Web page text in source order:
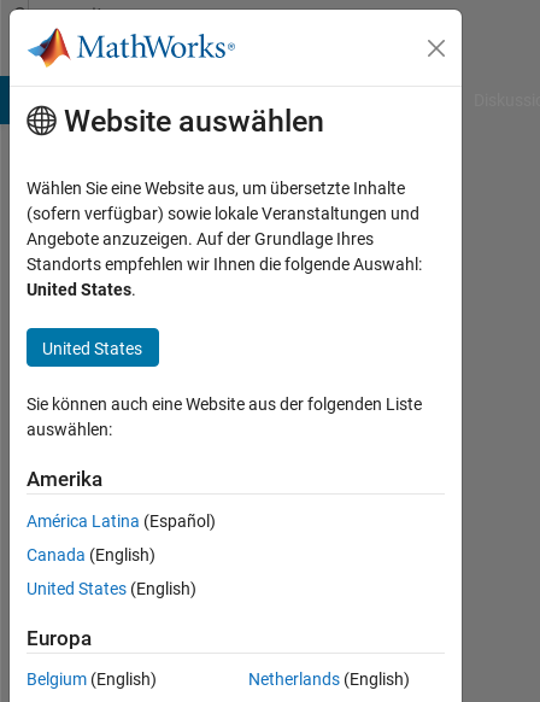
Weiter zum Inhalt
Community
Profile
Oskar
Kilgus
Last
fast 3
Jahre
vor
seit
2022
Followers:
0
Website auswählen
Wählen Sie eine Website aus, um übersetzte Inhalte
(sofern verfügbar) sowie lokale Veranstaltungen und
Angebote anzuzeigen. Auf der Grundlage Ihres
Standorts empfehlen wir Ihnen die folgende Auswahl:
United States.
United States
Sie können auch eine Website aus der folgenden Liste
auswählen:
Amerika
América Latina (Español)
Canada (English)
United States (English)
Europa
Belgium (English)
Netherlands (English)